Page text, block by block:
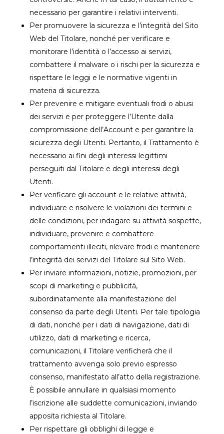
necessario per garantire i relativi interventi.
Per promuovere la sicurezza e l’integrità del Sito
Web del Titolare, nonché per verificare e
monitorare l’identità o l’accesso ai servizi,
combattere il malware o i rischi per la sicurezza e
rispettare le leggi e le normative vigenti in
materia di sicurezza.
Per prevenire e mitigare eventuali frodi o abusi
dei servizi e per proteggere l’Utente dalla
compromissione dell’Account e per garantire la
sicurezza degli Utenti. Pertanto, il Trattamento è
necessario ai fini degli interessi legittimi
perseguiti dal Titolare e degli interessi degli
Utenti.
Per verificare gli account e le relative attività,
individuare e risolvere le violazioni dei termini e
delle condizioni, per indagare su attività sospette,
individuare, prevenire e combattere
comportamenti illeciti, rilevare frodi e mantenere
l’integrità dei servizi del Titolare sul Sito Web.
Per inviare informazioni, notizie, promozioni, per
scopi di marketing e pubblicità,
subordinatamente alla manifestazione del
consenso da parte degli Utenti. Per tale tipologia
di dati, nonché per i dati di navigazione, dati di
utilizzo, dati di marketing e ricerca,
comunicazioni, il Titolare verificherà che il
trattamento avvenga solo previo espresso
consenso, manifestato all’atto della registrazione.
È possibile annullare in qualsiasi momento
l’iscrizione alle suddette comunicazioni, inviando
apposita richiesta al Titolare.
Per rispettare gli obblighi di legge e